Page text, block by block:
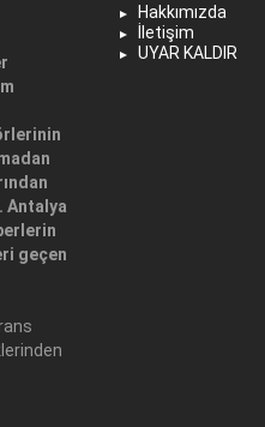
Antalya
geçen
Hakkımızda
İletişim
UYAR KALDIR